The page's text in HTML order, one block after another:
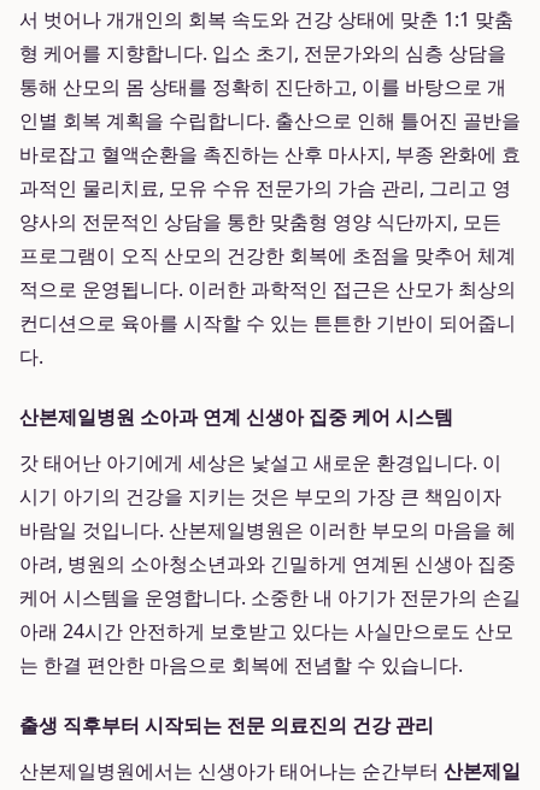
서 벗어나 개개인의 회복 속도와 건강 상태에 맞춘 1:1 맞춤
형 케어를 지향합니다. 입소 초기, 전문가와의 심층 상담을
통해 산모의 몸 상태를 정확히 진단하고, 이를 바탕으로 개
인별 회복 계획을 수립합니다. 출산으로 인해 틀어진 골반을
바로잡고 혈액순환을 촉진하는 산후 마사지, 부종 완화에 효
과적인 물리치료, 모유 수유 전문가의 가슴 관리, 그리고 영
양사의 전문적인 상담을 통한 맞춤형 영양 식단까지, 모든
프로그램이 오직 산모의 건강한 회복에 초점을 맞추어 체계
적으로 운영됩니다. 이러한 과학적인 접근은 산모가 최상의
컨디션으로 육아를 시작할 수 있는 튼튼한 기반이 되어줍니
다.
산본제일병원 소아과 연계 신생아 집중 케어 시스템
갓 태어난 아기에게 세상은 낯설고 새로운 환경입니다. 이
시기 아기의 건강을 지키는 것은 부모의 가장 큰 책임이자
바람일 것입니다. 산본제일병원은 이러한 부모의 마음을 헤
아려, 병원의 소아청소년과와 긴밀하게 연계된 신생아 집중
케어 시스템을 운영합니다. 소중한 내 아기가 전문가의 손길
아래 24시간 안전하게 보호받고 있다는 사실만으로도 산모
는 한결 편안한 마음으로 회복에 전념할 수 있습니다.
출생 직후부터 시작되는 전문 의료진의 건강 관리
산본제일병원에서는 신생아가 태어나는 순간부터 산본제일